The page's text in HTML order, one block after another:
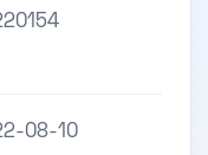
08-10